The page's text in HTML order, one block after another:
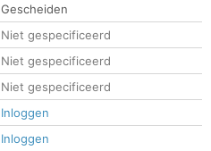
Gescheiden
Niet gespecificeerd
Niet gespecificeerd
Niet gespecificeerd
Inloggen
Inloggen